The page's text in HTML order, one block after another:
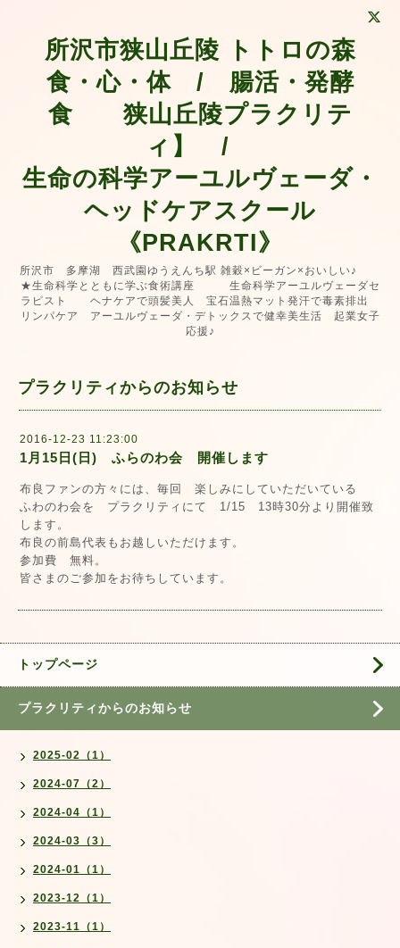
所沢市狭山丘陵 トトロの森
食・心・体 / 腸活・発酵
食 狭山丘陵プラクリテ
ィ】 /
生命の科学アーユルヴェーダ・
ヘッドケアスクール
《PRAKRTI》
所沢市 多摩湖 西武園ゆうえんち駅 雑穀×ビーガン×おいしい♪
★生命科学とともに学ぶ食術講座 生命科学アーユルヴェーダセ
ラピスト ヘナケアで頭髪美人 宝石温熱マット発汗で毒素排出
リンパケア アーユルヴェーダ・デトックスで健幸美生活 起業女子
応援♪
プラクリティからのお知らせ
2016-12-23 11:23:00
1月15日(日) ふらのわ会 開催します
布良ファンの方々には、毎回 楽しみにしていただいている
ふわのわ会を プラクリティにて 1/15 13時30分より開催致
します。
布良の前島代表もお越しいただけます。
参加費 無料。
皆さまのご参加をお待ちしています。
トップページ
プラクリティからのお知らせ
2025-02（1）
2024-07（2）
2024-04（1）
2024-03（3）
2024-01（1）
2023-12（1）
2023-11（1）